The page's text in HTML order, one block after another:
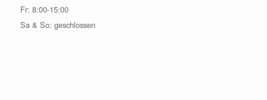
Fr: 8:00-15:00
Sa & So: geschlossen